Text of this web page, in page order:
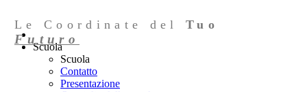
Le Coordinate delTuo
Futuro
Scuola
Scuola
Contatto
Presentazione